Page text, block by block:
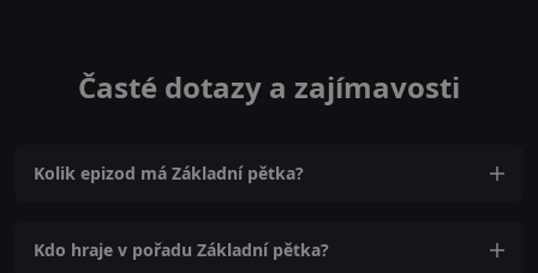
Časté dotazy a zajímavosti
Kolik epizod má Základní pětka?
Kdo hraje v pořadu Základní pětka?